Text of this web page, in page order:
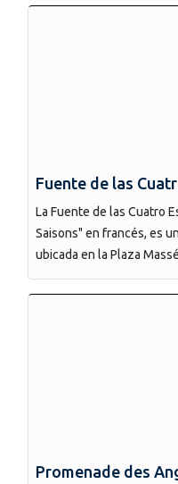
Fuente de las
La Fuente de las Cuatro
Saisons" en francés, es
ubicada en la Plaza
Promenade des